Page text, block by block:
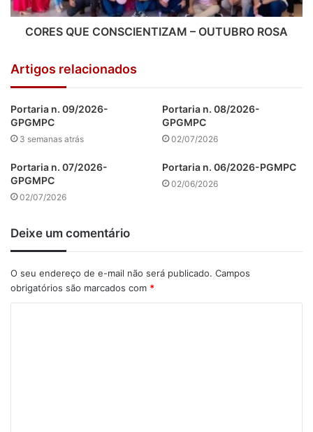
CORES QUE CONSCIENTIZAM – OUTUBRO ROSA
Artigos relacionados
Portaria n. 09/2026-
GPGMPC
3 semanas atrás
Portaria n. 08/2026-
GPGMPC
02/07/2026
Portaria n. 07/2026-
GPGMPC
02/07/2026
Portaria n. 06/2026-PGMPC
02/06/2026
Deixe um comentário
O seu endereço de e-mail não será publicado. Campos
obrigatórios são marcados com *